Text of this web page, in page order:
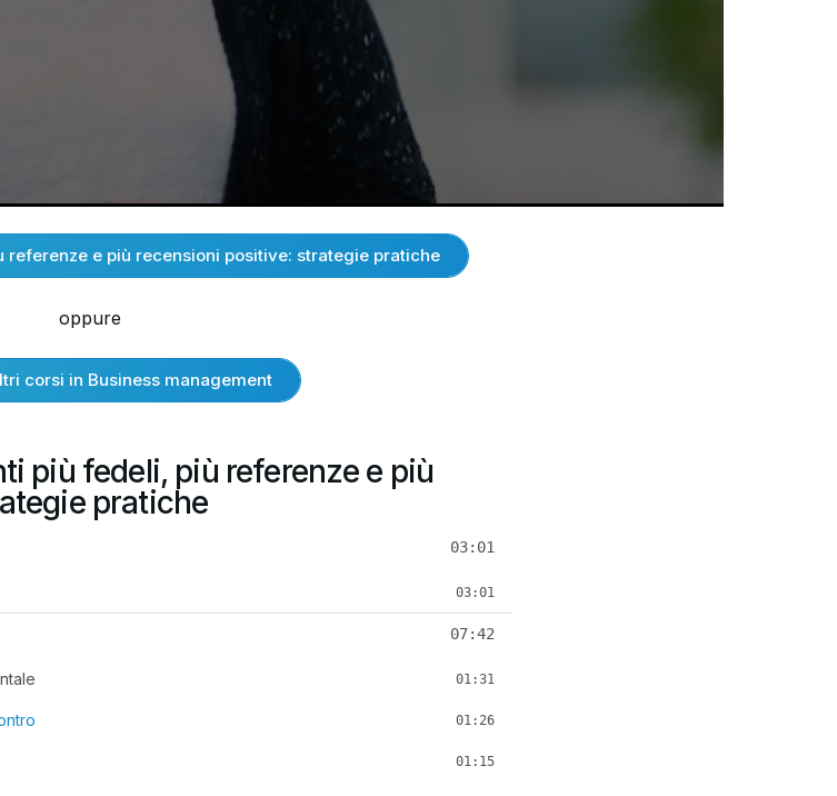
referenze e più recensioni positive: strategie pratiche
oppure
corsi in Business management
più fedeli, più referenze e più
pratiche
03:01
03:01
07:42
01:31
01:26
01:15